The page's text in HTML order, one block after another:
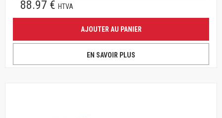
88.97 € HTVA
AJOUTER AU PANIER
EN SAVOIR PLUS